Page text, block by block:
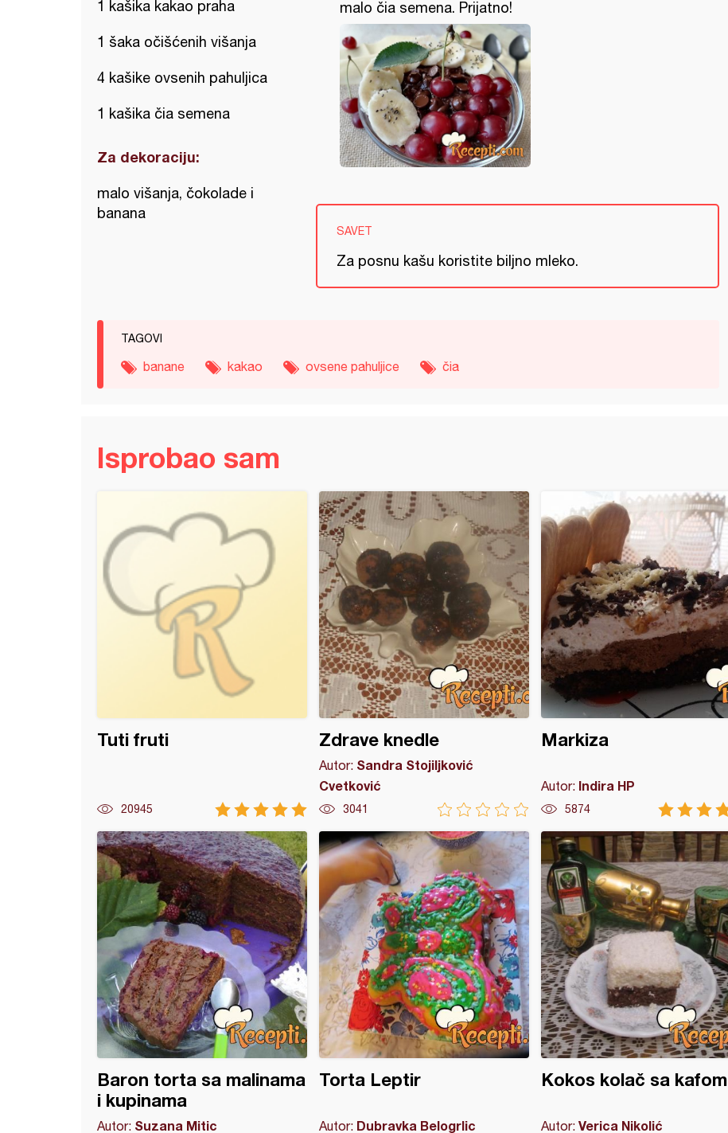
1 kašika kakao praha
1 šaka očišćenih višanja
4 kašike ovsenih pahuljica
1 kašika čia semena
Za dekoraciju:
malo višanja, čokolade i
banana
malo čia semena. Prijatno!
SAVET
Za posnu kašu koristite biljno mleko.
TAGOVI
banane kakao ovsene pahuljice čia
Isprobao sam
Tuti fruti
20945
Zdrave knedle
Autor: Sandra Stojiljković
Cvetković
3041
Markiza
Autor: Indira HP
5874
Baron torta sa malinama
i kupinama
Autor: Suzana Mitic
Torta Leptir
Autor: Dubravka Belogrlic
Kokos kolač sa kafom
Autor: Verica Nikolić
sa grzom i kakaom